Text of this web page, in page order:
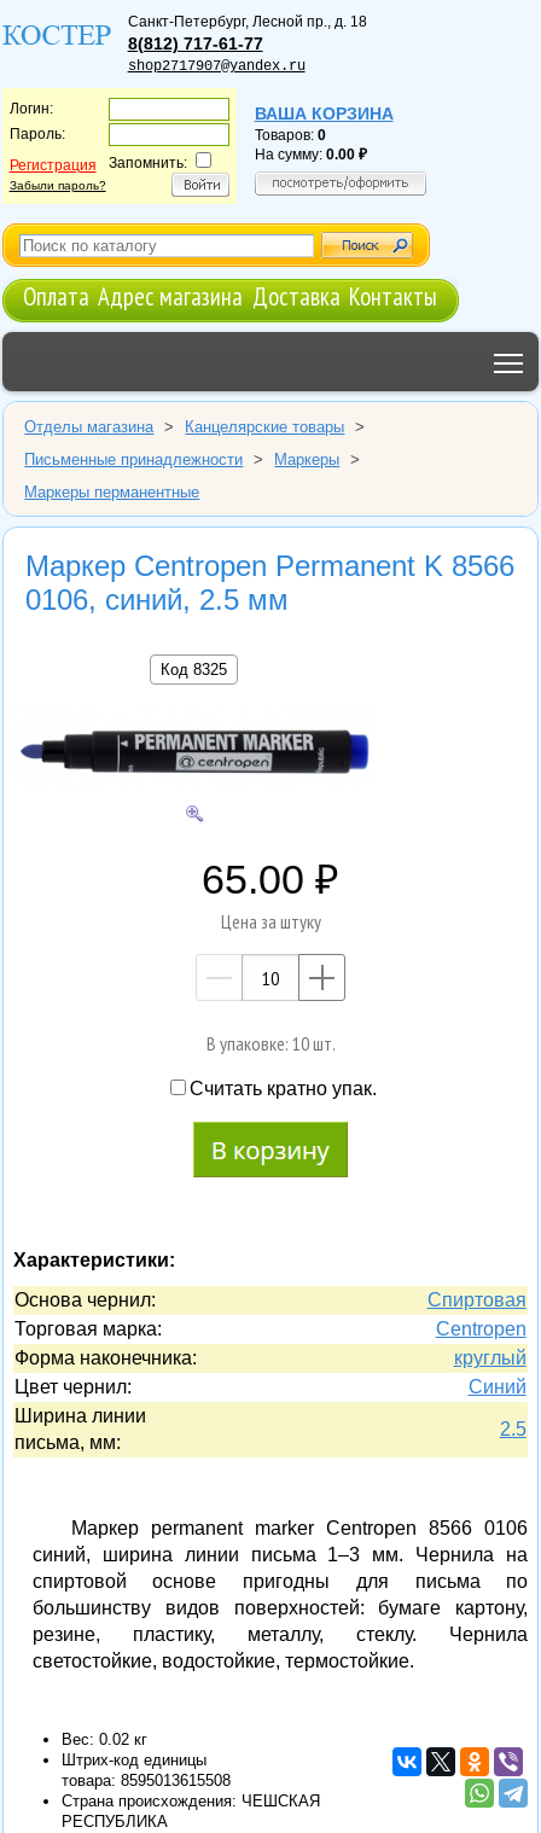
Санкт-Петербург, Лесной пр., д. 18
8(812) 717-61-77
shop2717907@yandex.ru
Логин:
Пароль:
Регистрация
Забыли пароль?
Запомнить:
ВАША КОРЗИНА
Товаров: 0
На сумму: 0.00
Оплата Адрес магазина Доставка Контакты
Отделы магазина > Канцелярские товары
>
Письменные принадлежности
> Маркеры
>
Маркеры перманентные
Маркер Centropen Permanent K 8566
0106, синий, 2.5 мм
Код 8325
65.00
Цена за штуку
—
В упаковке: 10 шт.
Считать кратно упак.
Характеристики:
Основа чернил:
Спиртовая
Торговая марка:
Centropen
Форма наконечника:
круглый
Цвет чернил:
Синий
Ширина линии
письма, мм:
2.5
Маркер permanent marker Centropen 8566 0106
синий, ширина линии письма 1–3 мм. Чернила на
спиртовой основе пригодны для письма по
большинству видов поверхностей: бумаге картону,
резине, пластику, металлу, стеклу. Чернила
светостойкие, водостойкие, термостойкие.
Вес: 0.02 кг
Штрих-код единицы
товара: 8595013615508
Страна происхождения: ЧЕШСКАЯ
РЕСПУБЛИКА